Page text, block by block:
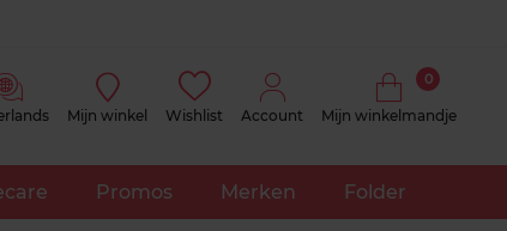
Mijn winkel Wishlist Account Mijn winkelmandje
0
Promos Merken Folder